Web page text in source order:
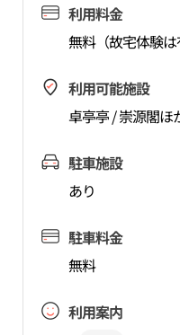
利用料金
無料（故宅体験は
利用可能施設
卓亭亭 / 崇源閣ほ
駐車施設
あり
駐車料金
無料
利用案内